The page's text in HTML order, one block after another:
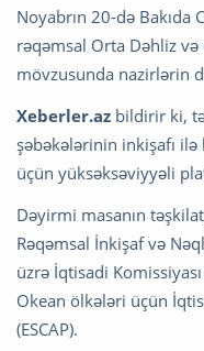
Noyabrın 20-də Bakıda
rəqəmsal Orta Dəhliz
mövzusunda nazirlərin
Xeberler.az bildirir ki,
şəbəkələrinin inkişafı ilə
üçün yüksəksəviyyəli
Dəyirmi masanın
Rəqəmsal İnkişaf və
üzrə İqtisadi
Okean ölkələri üçün
(ESCAP).